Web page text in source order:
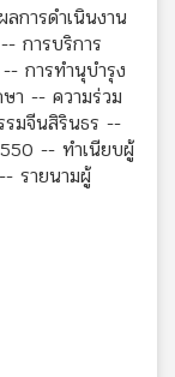
การดำเนินงาน
การบริการ
การทำนุบำรุง
า -- ความร่วม
มจีนสิรินธร --
-- ทำเนียบผู้
รายนามผู้